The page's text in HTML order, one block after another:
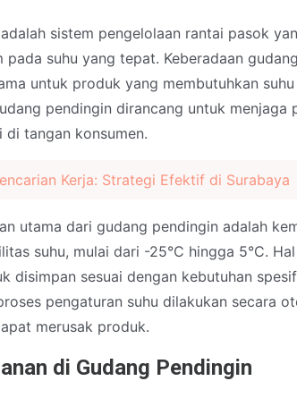
sistem pengelolaan rantai pasok
suhu yang tepat. Keberadaan
untuk produk yang membutuhkan
pendingin dirancang untuk menjaga
di tangan konsumen.
Kerja: Strategi Efektif di Surabaya
utama dari gudang pendingin adalah
suhu, mulai dari -25°C hingga 5°C.
disimpan sesuai dengan kebutuhan
pengaturan suhu dilakukan secara
merusak produk.
di Gudang Pendingin